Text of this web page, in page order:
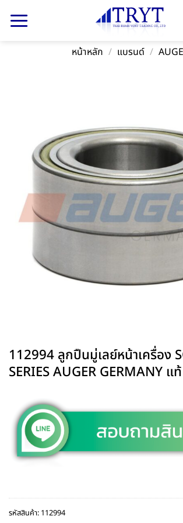
หน้าหลัก / แบรนด์ /
112994 ลูกปืนมู่เลย์หน้าเครื่อง
SERIES AUGER GERMANY แท้
รหัสสินค้า: 112994